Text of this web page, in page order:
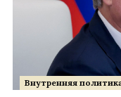
Внутренняя